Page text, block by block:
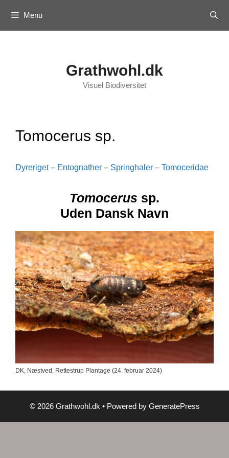
content
Menu
Grathwohl.dk
Visuel Biodiversitet
Tomocerus sp.
Dyreriget– Entognather – Springhaler – Tomoceridae
Tomocerus sp.
Uden Dansk Navn
DK, Næstved, Rettestrup Plantage (24. februar 2024)
© 2026 Grathwohl.dk • Powered by GeneratePress